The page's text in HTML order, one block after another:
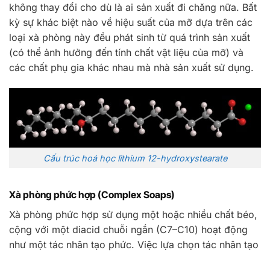
không thay đổi cho dù là ai sản xuất đi chăng nữa. Bất
kỳ sự khác biệt nào về hiệu suất của mỡ dựa trên các
loại xà phòng này đều phát sinh từ quá trình sản xuất
(có thể ảnh hưởng đến tính chất vật liệu của mỡ) và
các chất phụ gia khác nhau mà nhà sản xuất sử dụng.
Cấu trúc hoá học lithium 12-hydroxystearate
Xà phòng phức hợp (Complex Soaps)
Xà phòng phức hợp sử dụng một hoặc nhiều chất béo,
cộng với một diacid chuỗi ngắn (C7–C10) hoạt động
như một tác nhân tạo phức. Việc lựa chọn tác nhân tạo